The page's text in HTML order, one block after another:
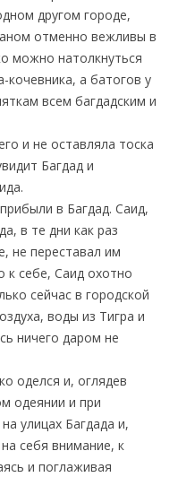
другом городе,
отменно вежливы в
можно натолкнуться
кочевника, а батогов у
всем багдадским и
и не оставляла тоска
Багдад и
в Багдад. Саид,
в те дни как раз
не переставал им
к себе, Саид охотно
сейчас в городской
воды из Тигра и
ничего даром не
оделся и, оглядев
одеянии и при
улицах Багдада и,
себя внимание, к
и поглаживая